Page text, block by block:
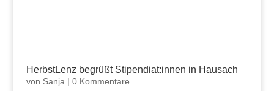
HerbstLenz begrüßt Stipendiat:innen in Hausach
von Sanja | 0 Kommentare